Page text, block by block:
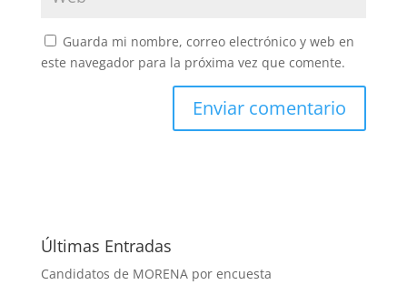
Guarda mi nombre, correo electrónico y web en
este navegador para la próxima vez que comente.
Últimas Entradas
Candidatos de MORENA por encuesta